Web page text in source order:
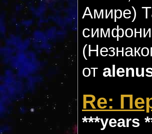
Амире)
от
Re:
***years